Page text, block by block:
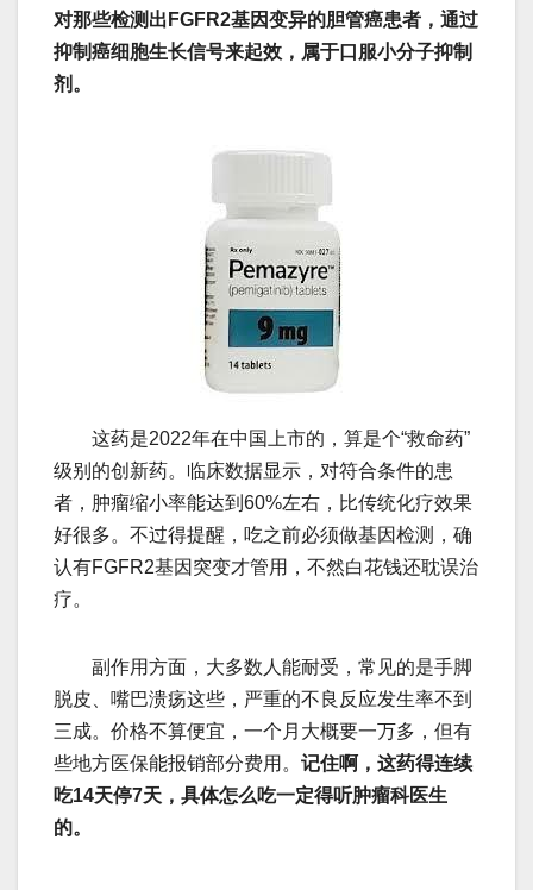
对那些检测出FGFR2基因变异的胆管癌患者，通过
抑制癌细胞生长信号来起效，属于口服小分子抑制
剂。
这药是2022年在中国上市的，算是个“救命药”
级别的创新药。临床数据显示，对符合条件的患
者，肿瘤缩小率能达到60%左右，比传统化疗效果
好很多。不过得提醒，吃之前必须做基因检测，确
认有FGFR2基因突变才管用，不然白花钱还耽误治
疗。
副作用方面，大多数人能耐受，常见的是手脚
脱皮、嘴巴溃疡这些，严重的不良反应发生率不到
三成。价格不算便宜，一个月大概要一万多，但有
些地方医保能报销部分费用。 记住啊，这药得连续
吃14天停7天，具体怎么吃一定得听肿瘤科医生
的。